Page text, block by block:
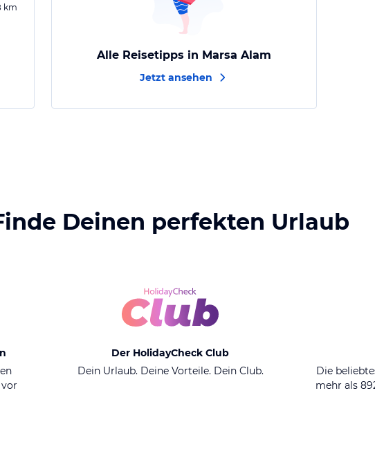
km
Alle Reisetipps in Marsa Alam
Jetzt ansehen
Deinen perfekten Urlaub
Der HolidayCheck Club
Dein Urlaub. Deine Vorteile. Dein Club.
Die
mehr als